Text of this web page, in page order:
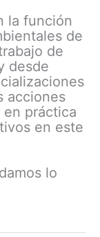
la función
de
de
desde
acciones
práctica
en este
lo